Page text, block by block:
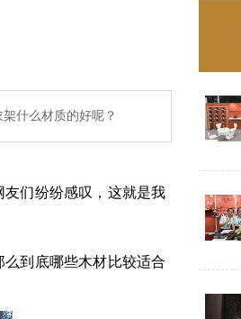
什么材质的好呢？
们纷纷感叹，这就是我
到底哪些木材比较适合